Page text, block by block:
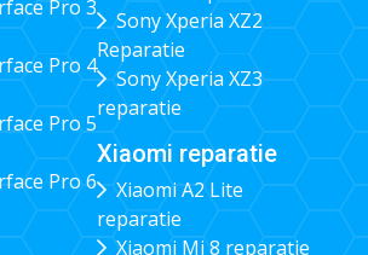
Pro 3
Pro 4
Pro 5
Pro 6
Sony Xperia XZ2
Reparatie
Sony Xperia XZ3
reparatie
Xiaomi reparatie
Xiaomi A2 Lite
reparatie
Xiaomi Mi 8 reparatie